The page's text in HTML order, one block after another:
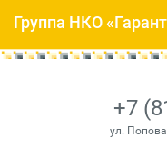
+7
ул.
Группа НКО